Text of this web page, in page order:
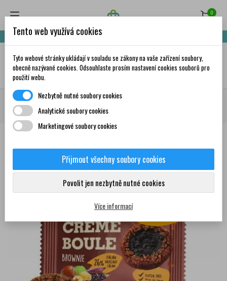
0
Nakupte za 999,- Kč a získáte dopravu zdarma!
✦AI
Domů Zdravá výživa Potraviny Mixit
Brownie 1 ks
Tento web využívá cookies
Tyto webové stránky ukládají v souladu se zákony na vaše zařízení soubory,
obecně nazývané cookies. Odsouhlaste prosím nastavení cookies souborů pro
použití webu.
Nezbytně nutné soubory cookies
Analytické soubory cookies
Marketingové soubory cookies
Přijmout všechny soubory cookies
Povolit jen nezbytně nutné cookies
Více informací